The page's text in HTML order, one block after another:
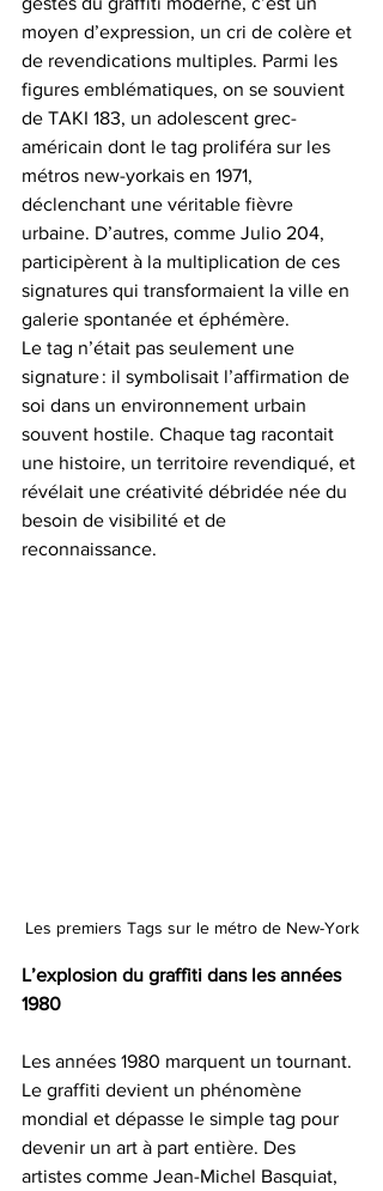
moyen d’expression, un cri de colère et
de revendications multiples. Parmi les
figures emblématiques, on se souvient
de TAKI 183, un adolescent grec-
américain dont le tag proliféra sur les
métros new-yorkais en 1971,
déclenchant une véritable fièvre
urbaine. D’autres, comme Julio 204,
participèrent à la multiplication de ces
signatures qui transformaient la ville en
galerie spontanée et éphémère.
Le tag n’était pas seulement une
signature : il symbolisait l’affirmation de
soi dans un environnement urbain
souvent hostile. Chaque tag racontait
une histoire, un territoire revendiqué, et
révélait une créativité débridée née du
besoin de visibilité et de
reconnaissance.
Les premiers Tags sur le métro de New-York
L’explosion du graffiti dans les années
1980
Les années 1980 marquent un tournant.
Le graffiti devient un phénomène
mondial et dépasse le simple tag pour
devenir un art à part entière. Des
artistes comme Jean-Michel Basquiat,